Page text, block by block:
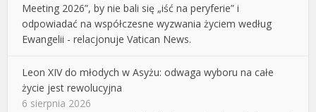
Meeting 2026”, by nie bali się „iść na peryferie” i
odpowiadać na współczesne wyzwania życiem według
Ewangelii - relacjonuje Vatican News.
Leon XIV do młodych w Asyżu: odwaga wyboru na całe
życie jest rewolucyjna
6 sierpnia 2026